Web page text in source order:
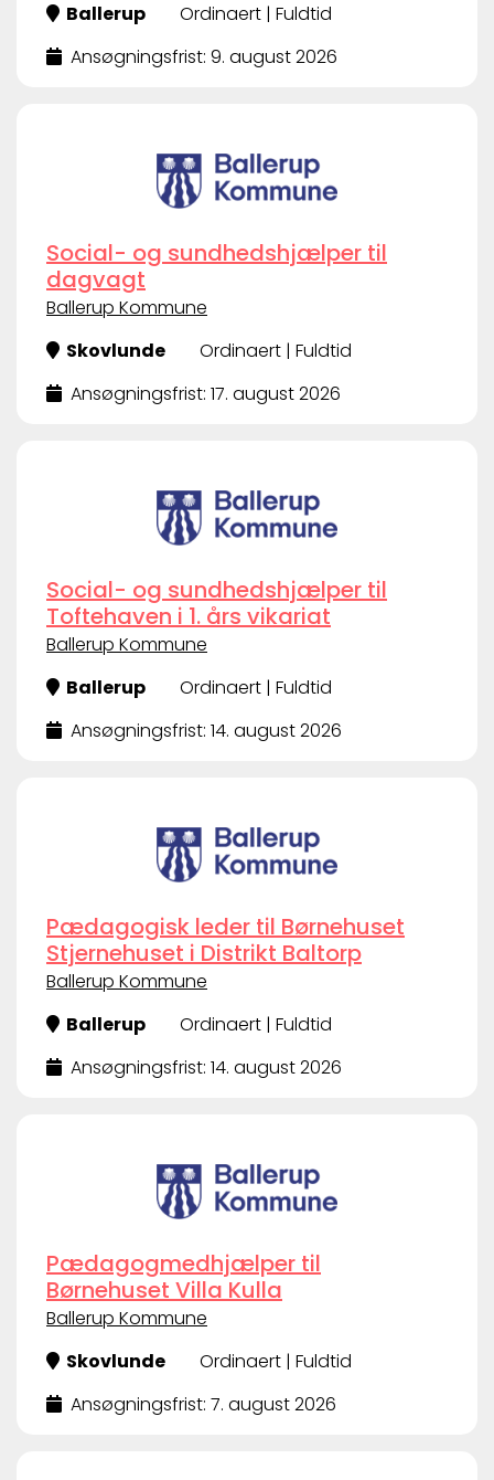
Ballerup
Ordinaert | Fuldtid
Ansøgningsfrist: 9. august 2026
Social- og sundhedshjælper til
dagvagt
Ballerup Kommune
Skovlunde
Ordinaert | Fuldtid
Ansøgningsfrist: 17. august 2026
Social- og sundhedshjælper til
Toftehaven i 1. års vikariat
Ballerup Kommune
Ballerup
Ordinaert | Fuldtid
Ansøgningsfrist: 14. august 2026
Pædagogisk leder til Børnehuset
Stjernehuset i Distrikt Baltorp
Ballerup Kommune
Ballerup
Ordinaert | Fuldtid
Ansøgningsfrist: 14. august 2026
Pædagogmedhjælper til
Børnehuset Villa Kulla
Ballerup Kommune
Skovlunde
Ordinaert | Fuldtid
Ansøgningsfrist: 7. august 2026